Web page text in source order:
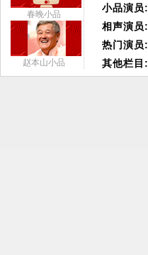
春晚小品
赵本山小品
小品演员:
相声演员:
热门演员:
其他栏目: